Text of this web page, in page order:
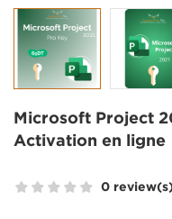
Microsoft Project
Activation en ligne
0